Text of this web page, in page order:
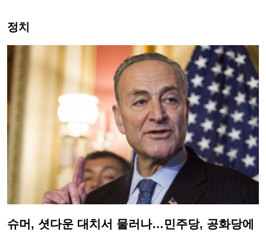
정치
슈머, 셧다운 대치서 물러나…민주당, 공화당에